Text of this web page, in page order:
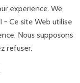
experience. We
- Ce site Web utilise
Nous supposons
refuser.